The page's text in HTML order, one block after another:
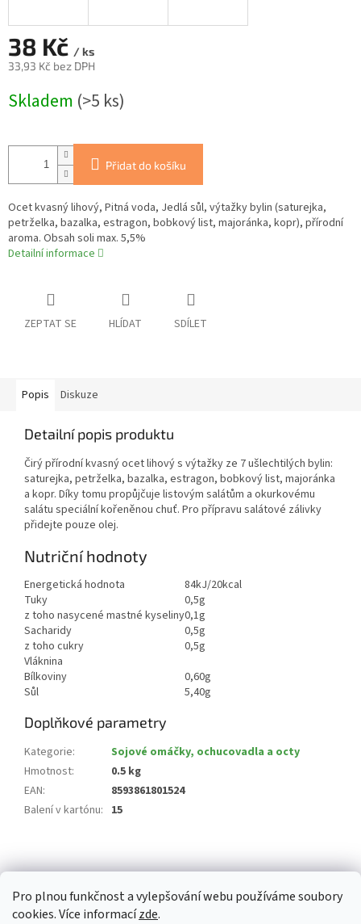
Pro plnou funkčnost a vylepšování webu používáme soubory
cookies. Více informacízde.
38 Kč / ks
33,93 Kč bez DPH
cena:
Skladem (>5 ks)
Přidat do košíku
Ocet kvasný lihový, Pitná voda, Jedlá sůl, výtažky bylin (saturejka,
petrželka, bazalka, estragon, bobkový list, majoránka, kopr), přírodní
aroma. Obsah soli max. 5,5%
Detailní informace
ZEPTAT SE HLÍDAT SDÍLET
Popis Diskuze
Detailní popis produktu
Čirý přírodní kvasný ocet lihový s výtažky ze 7 ušlechtilých bylin:
saturejka, petrželka, bazalka, estragon, bobkový list, majoránka
a kopr. Díky tomu propůjčuje listovým salátům a okurkovému
salátu speciální kořeněnou chuť. Pro přípravu salátové zálivky
přidejte pouze olej.
Nutriční hodnoty
Energetická hodnota
84kJ/20kcal
Tuky
0,5g
z toho nasycené mastné kyseliny0,1g
Sacharidy
0,5g
z toho cukry
0,5g
Vláknina
Bílkoviny
0,60g
Sůl
5,40g
Doplňkové parametry
Kategorie:
Sojové omáčky, ochucovadla a octy
Hmotnost:
0.5 kg
EAN:
8593861801524
Balení v kartónu: 15
á